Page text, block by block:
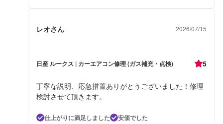
レオさん 2026/07/15
日産 ルークス | カーエアコン修理 (ガス補充・点検) 5
丁寧な説明、応急措置ありがとうございました！修理
検討させて頂きます。
仕上がりに満足しました
安価でした